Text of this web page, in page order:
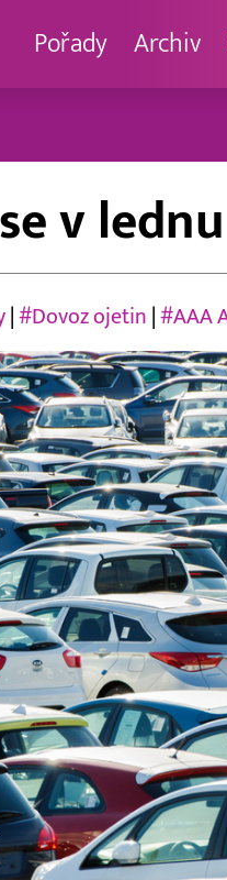
Pořady Archiv
v
| #Dovoz ojetin #AAA